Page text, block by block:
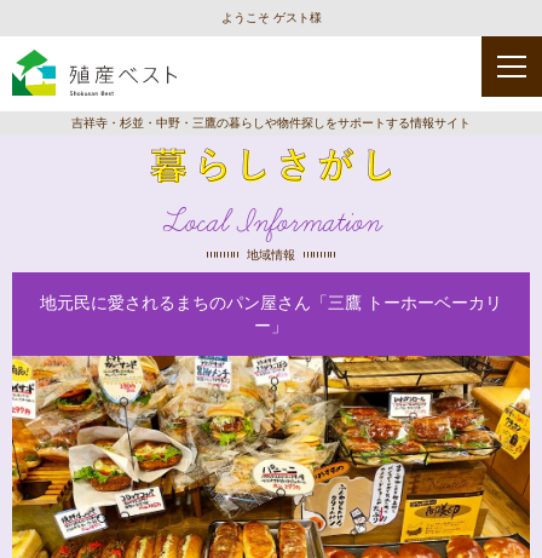
ようこそ ゲスト様
吉祥寺・杉並・中野・三鷹の暮らしや物件探しをサポートする情報サイト
Local Information
地域情報
地元民に愛されるまちのパン屋さん「三鷹 トーホーベーカリ
ー」